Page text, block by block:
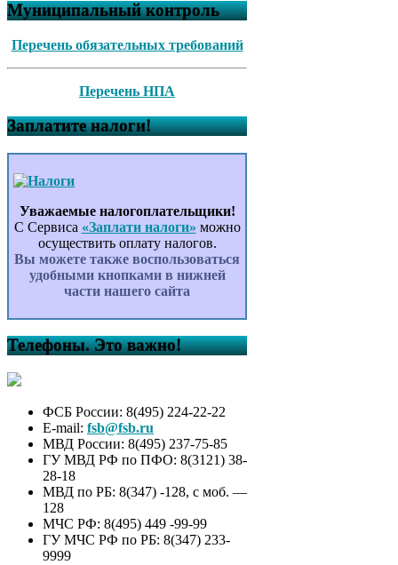
Муниципальный контроль
Перечень обязательных требований
Перечень НПА
Заплатите налоги!
Уважаемые налогоплательщики!
С Сервиса «Заплати налоги» можно
осуществить оплату налогов.
Вы можете также воспользоваться
удобными кнопками в нижней
части нашего сайта
Телефоны. Это важно!
ФСБ России: 8(495) 224-22-22
E-mail: fsb@fsb.ru
МВД России: 8(495) 237-75-85
ГУ МВД РФ по ПФО: 8(3121) 38-
28-18
МВД по РБ: 8(347) -128, с моб. —
128
МЧС РФ: 8(495) 449 -99-99
ГУ МЧС РФ по РБ: 8(347) 233-
9999